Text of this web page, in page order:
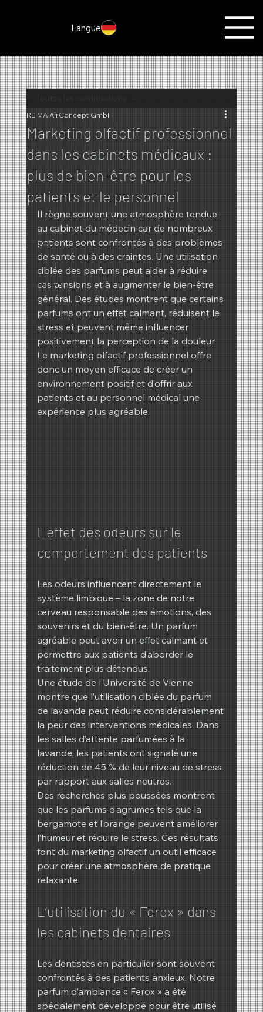
Langue
Marketing olfactif
Parfums du mois
Noël
Automne
Actes
Été
Nouveautés
REIMA
hiver
Printemps
Marketing olfactif professionnel
dans les cabinets médicaux :
plus de bien-être pour les
patients et le personnel
REIMA AirConcept GmbH
Il règne souvent une atmosphère tendue
au cabinet du médecin car de nombreux
patients sont confrontés à des problèmes
de santé ou à des craintes. Une utilisation
ciblée des parfums peut aider à réduire
ces tensions et à augmenter le bien-être
général. Des études montrent que certains
parfums ont un effet calmant, réduisent le
stress et peuvent même influencer
positivement la perception de la douleur.
Le marketing olfactif professionnel offre
donc un moyen efficace de créer un
environnement positif et d’offrir aux
patients et au personnel médical une
expérience plus agréable.
L'effet des odeurs sur le
comportement des patients
Les odeurs influencent directement le
système limbique – la zone de notre
cerveau responsable des émotions, des
souvenirs et du bien-être. Un parfum
agréable peut avoir un effet calmant et
permettre aux patients d’aborder le
traitement plus détendus.
Une étude de l’Université de Vienne
montre que l’utilisation ciblée du parfum
de lavande peut réduire considérablement
la peur des interventions médicales. Dans
les salles d’attente parfumées à la
lavande, les patients ont signalé une
réduction de 45 % de leur niveau de stress
par rapport aux salles neutres.
Des recherches plus poussées montrent
que les parfums d’agrumes tels que la
bergamote et l’orange peuvent améliorer
l’humeur et réduire le stress. Ces résultats
font du marketing olfactif un outil efficace
pour créer une atmosphère de pratique
relaxante.
L’utilisation du « Ferox » dans
les cabinets dentaires
Les dentistes en particulier sont souvent
confrontés à des patients anxieux. Notre
parfum d’ambiance « Ferox » a été
spécialement développé pour être utilisé